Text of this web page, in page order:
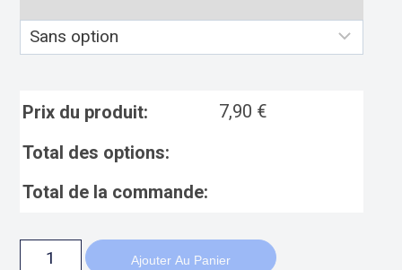
Prix du produit: 7,90 €
Total des options:
Total de la commande:
Ajouter Au Panier